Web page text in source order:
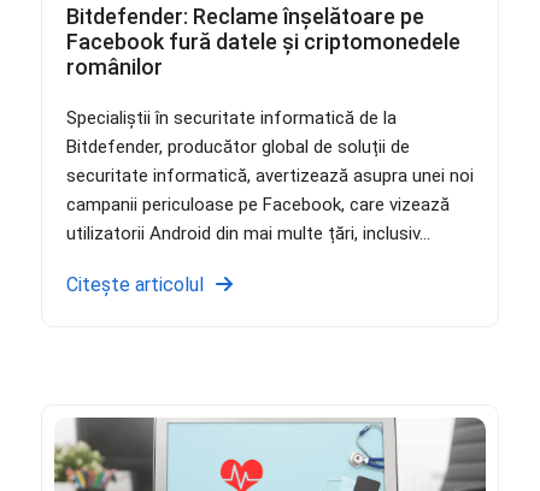
Bitdefender: Reclame înșelătoare pe
Facebook fură datele și criptomonedele
românilor
Specialiștii în securitate informatică de la
Bitdefender, producător global de soluții de
securitate informatică, avertizează asupra unei noi
campanii periculoase pe Facebook, care vizează
utilizatorii Android din mai multe țări, inclusiv...
Citește articolul